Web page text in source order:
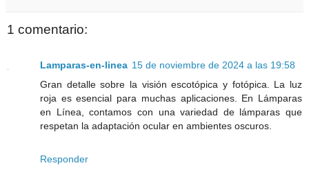
1 comentario:
Lamparas-en-linea 15 de noviembre de 2024 a las 19:58
Gran detalle sobre la visión escotópica y fotópica. La luz
roja es esencial para muchas aplicaciones. En Lámparas
en Línea, contamos con una variedad de lámparas que
respetan la adaptación ocular en ambientes oscuros.
Responder